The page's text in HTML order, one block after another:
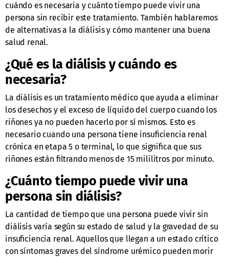
cuándo es necesaria y cuánto tiempo puede vivir una
persona sin recibir este tratamiento. También hablaremos
de alternativas a la diálisis y cómo mantener una buena
salud renal.
¿Qué es la diálisis y cuándo es
necesaria?
La diálisis es un tratamiento médico que ayuda a eliminar
los desechos y el exceso de líquido del cuerpo cuando los
riñones ya no pueden hacerlo por sí mismos. Esto es
necesario cuando una persona tiene insuficiencia renal
crónica en etapa 5 o terminal, lo que significa que sus
riñones están filtrando menos de 15 mililitros por minuto.
¿Cuánto tiempo puede vivir una
persona sin diálisis?
La cantidad de tiempo que una persona puede vivir sin
diálisis varía según su estado de salud y la gravedad de su
insuficiencia renal. Aquellos que llegan a un estado crítico
con síntomas graves del síndrome urémico pueden morir